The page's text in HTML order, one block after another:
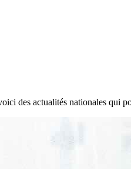
des actualités nationales qui